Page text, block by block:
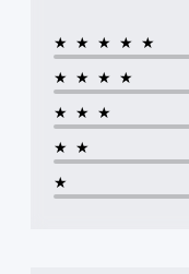
★★★★★
★★★★
★★★
★★
★